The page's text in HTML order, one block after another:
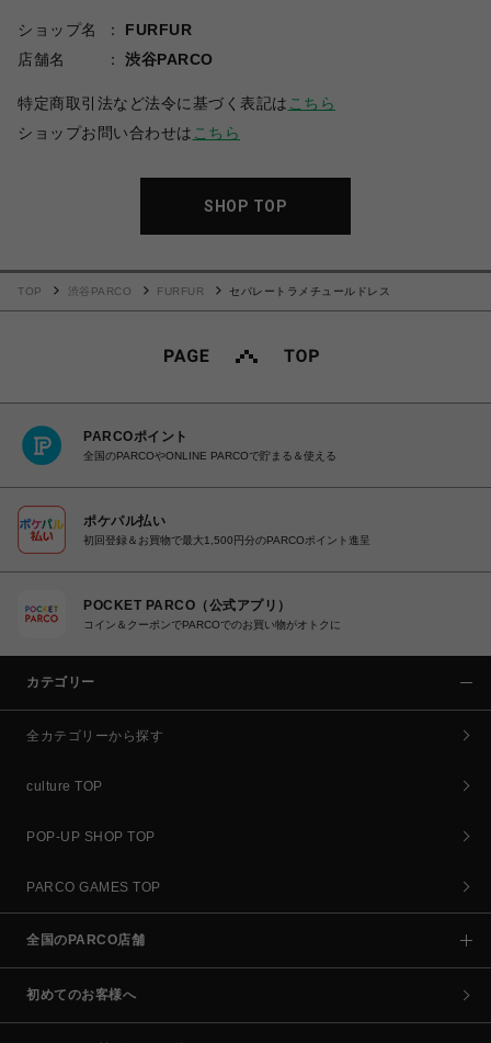
ショップ名
FURFUR
店舗名
渋谷PARCO
特定商取引法など法令に基づく表記は こちら
ショップお問い合わせは こちら
SHOP TOP
TOP 渋谷PARCO FURFUR セパレートラメチュールドレス
PARCOポイント
全国のPARCOやONLINE PARCOで貯まる＆使える
ポケパル払い
初回登録＆お買物で最大1,500円分のPARCOポイント進呈
POCKET PARCO（公式アプリ）
コイン＆クーポンでPARCOでのお買い物がオトクに
カテゴリー
全カテゴリーから探す
culture TOP
POP-UP SHOP TOP
PARCO GAMES TOP
全国のPARCO店舗
初めてのお客様へ